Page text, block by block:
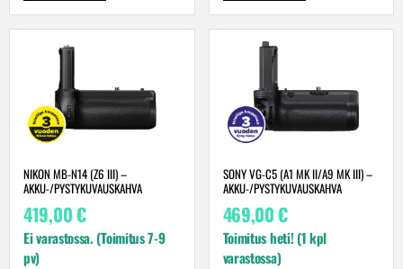
NIKON MB-N14 (Z6 III) –
AKKU-/PYSTYKUVAUSKAHVA
419,00€
Ei varastossa. (Toimitus 7-9
pv)
SONY VG-C5 (A1 MK II/A9 MK III) –
AKKU-/PYSTYKUVAUSKAHVA
469,00€
Toimitus heti! (1 kpl
varastossa)